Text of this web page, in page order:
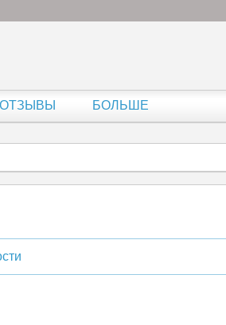
ОТЗЫВЫ БОЛЬШЕ